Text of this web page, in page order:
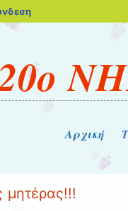
blogs.sch.gr
περιεχόμενοΑρχική
μητέρας!!!